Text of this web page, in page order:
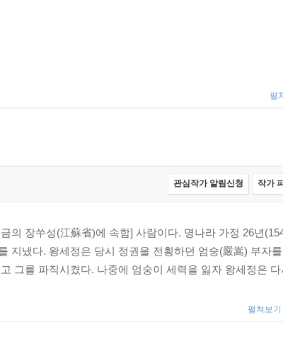
펼
관심작가 알림신청 작가
의 장쑤성(江蘇省)에 속함] 사람이다. 명나라 가정 26년
지냈다. 왕세정은 당시 정권을 전횡하던 엄숭(嚴嵩) 부자를
그를 파직시켰다. 나중에 엄숭이 세력을 잃자 왕세정은 다
펼쳐보기